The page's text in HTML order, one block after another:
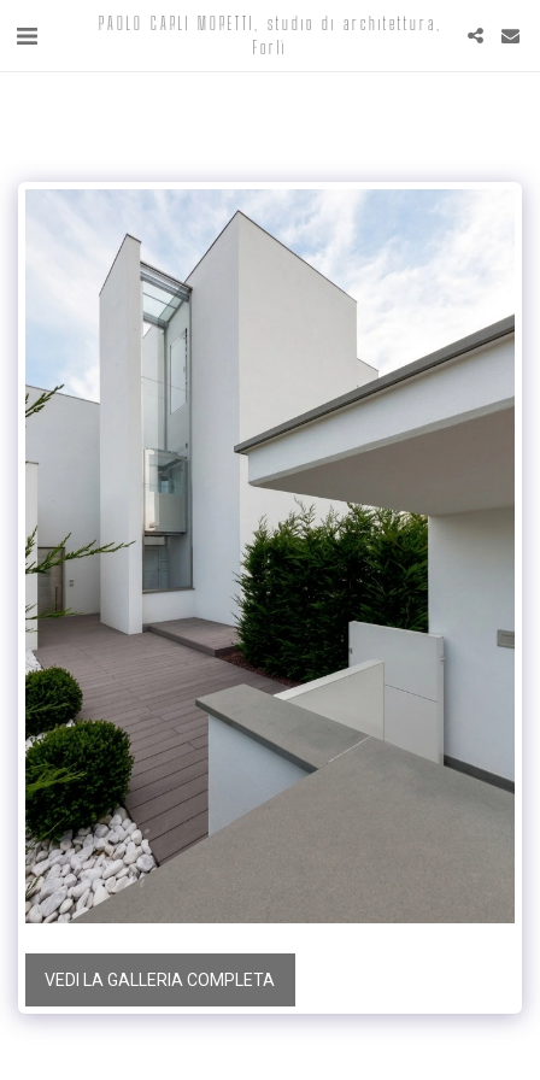
PAOLO CARLI MORETTI, studio di architettura,
Forlì
VEDI LA GALLERIA COMPLETA